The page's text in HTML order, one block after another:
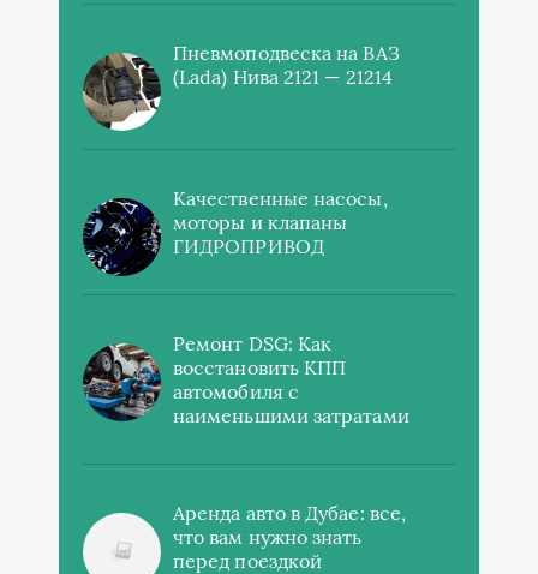
Пневмоподвеска на ВАЗ
(Lada) Нива 2121 — 21214
Качественные насосы,
моторы и клапаны
ГИДРОПРИВОД
Ремонт DSG: Как
восстановить КПП
автомобиля с
наименьшими затратами
Аренда авто в Дубае: все,
что вам нужно знать
перед поездкой